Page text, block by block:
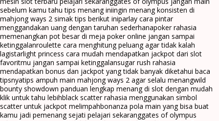
sebelum kamu tahu tips menang iniingin menang konsisten di
mahjong ways 2 simak tips berikut iniparlay cara pintar
menggandakan uang dengan taruhan sederhanapoker rahasia
memenangkan pot besar di meja poker online jangan sampai
ketinggalanroulette cara menghitung peluang agar tidak kalah
lagistarlight princess cara mudah mendapatkan jackpot dari slot
favoritmu jangan sampai ketinggalansugar rush rahasia
mendapatkan bonus dan jackpot yang tidak banyak diketahui baca
tipsnyatips ampuh main mahjong ways 2 agar selalu menangwild
bounty showdown panduan lengkap menang di slot dengan mudah
klik untuk tahu lebihblack scatter rahasia menggunakan simbol
scatter untuk jackpot melimpahbonanza pola main yang bisa buat
kamu jadi pemenang sejati pelajari sekaranggates of olympus